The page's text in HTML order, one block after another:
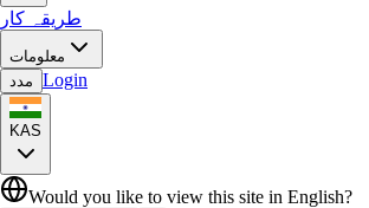
طریقہ کار
معلومات
مدد Login
KAS
Would you like to view this site in English?